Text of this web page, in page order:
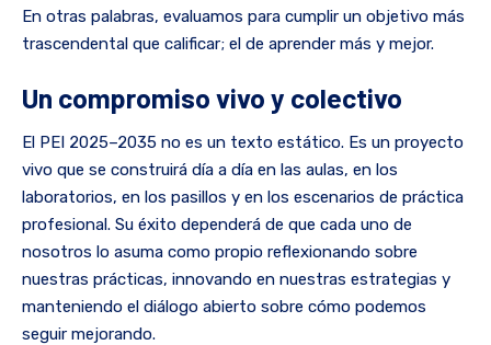
En otras palabras, evaluamos para cumplir un objetivo más
trascendental que calificar; el de aprender más y mejor.
Un compromiso vivo y colectivo
El PEI 2025–2035 no es un texto estático. Es un proyecto
vivo que se construirá día a día en las aulas, en los
laboratorios, en los pasillos y en los escenarios de práctica
profesional. Su éxito dependerá de que cada uno de
nosotros lo asuma como propio reflexionando sobre
nuestras prácticas, innovando en nuestras estrategias y
manteniendo el diálogo abierto sobre cómo podemos
seguir mejorando.